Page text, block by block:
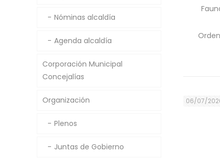
06/07/
Nóminas alcaldía
Agenda alcaldía
Corporación Municipal
Concejalías
Organización
Plenos
Juntas de Gobierno